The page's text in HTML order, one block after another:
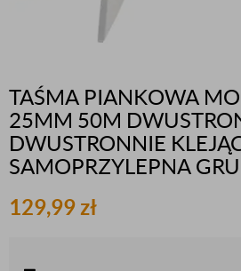
TAŚMA PIANKOWA
25MM 50M
DWUSTRONNIE
SAMOPRZYLEPNA
129,99zł